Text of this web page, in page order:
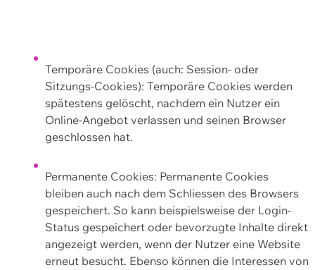
Temporäre Cookies (auch: Session- oder
Sitzungs-Cookies): Temporäre Cookies werden
spätestens gelöscht, nachdem ein Nutzer ein
Online-Angebot verlassen und seinen Browser
geschlossen hat.
Permanente Cookies: Permanente Cookies
bleiben auch nach dem Schliessen des Browsers
gespeichert. So kann beispielsweise der Login-
Status gespeichert oder bevorzugte Inhalte direkt
angezeigt werden, wenn der Nutzer eine Website
erneut besucht. Ebenso können die Interessen von